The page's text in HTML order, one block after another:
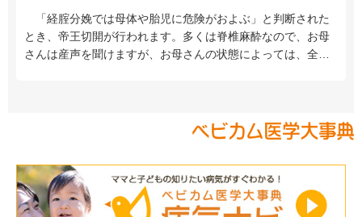
「経腟分娩では母体や胎児に危険がおよぶ」と判断された
とき、帝王切開が行われます。多くは脊椎麻酔なので、お母
さんは産声を聞けますが、お母さんの状態によっては、全…